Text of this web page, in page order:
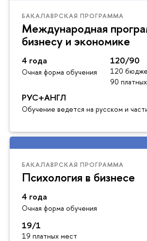
БАКАЛАВРСКАЯ ПРОГРАММА
Международная
бизнесу и экономике
4 года
Очная форма обучения
120/90
120
90
РУС+АНГЛ
Обучение ведется на русском и
БАКАЛАВРСКАЯ ПРОГРАММА
Психология в бизнесе
4 года
Очная форма обучения
19/1
19 платных мест